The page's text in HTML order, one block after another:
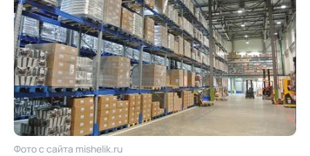
Фото с сайта mishelik.ru